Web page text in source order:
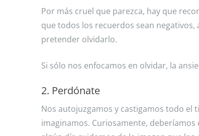
Por más cruel que parezca, hay que
que todos los recuerdos sean
pretender olvidarlo.
Si sólo nos enfocamos en olvidar, la
2. Perdónate
Nos autojuzgamos y castigamos todo el
imaginamos. Curiosamente,